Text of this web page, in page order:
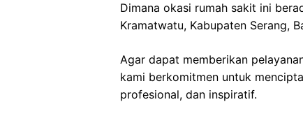
Dimana okasi rumah sakit ini
Kramatwatu, Kabupaten Serang,
Agar dapat memberikan
kami berkomitmen untuk
profesional, dan inspiratif.